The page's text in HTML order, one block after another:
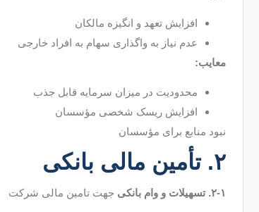
افزایش تعهد و انگیزه مالکان
عدم نیاز به واگذاری سهام به افراد خارجی
معایب:
محدودیت در میزان سرمایه قابل جذب
افزایش ریسک شخصی مؤسسان
نبود منابع برای مؤسسان
۲. تأمین مالی بانکی
۲-۱. تسهیلات و وام بانکی جهت تامین مالی شرکت